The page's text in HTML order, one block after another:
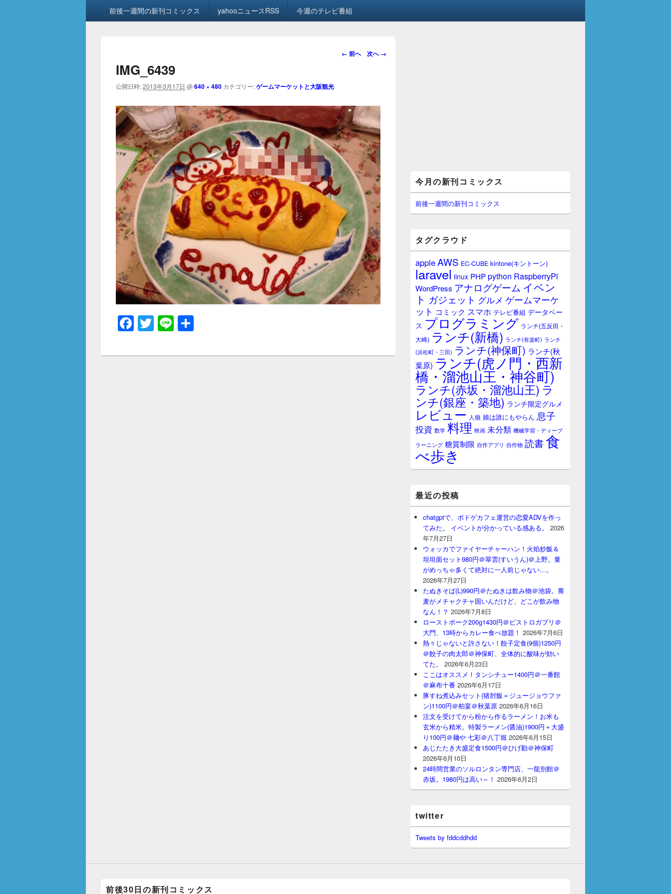
前後一週間の新刊コミックス yahooニュースRSS 今週のテレビ番組
画
ー
シ
ョ
ン
← 前へ 次へ →
IMG_6439
公開日時:2013年3月17日 @640 × 480 カテゴリー:ゲームマーケットと大阪観光
F
c
T
tt
Li
e
イ
ン
サ
イ
ー
ジ
ッ
ト
今月の新刊コミックス
前後一週間の新刊コミックス
タグクラウド
appleAWS EC-CUBE kintone(キントーン)
laravel linux PHPpython RaspberryPi
WordPress アナログゲーム イベン
ト ガジェット グルメ ゲームマーケ
ット コミック スマホ テレビ番組 データベー
ス プログラミング ランチ(五反田・
大崎) ランチ(新橋) ランチ(有楽町) ランチ
(浜松町・三田) ランチ(神保町) ランチ(秋
葉原) ランチ(虎ノ門・西新
橋・溜池山王・神谷町)
ランチ(赤坂・溜池山王) ラ
ンチ(銀座・築地) ランチ限定グルメ
レビュー 人狼 娘は誰にもやらん 息子
投資 数学 料理 映画 未分類 機械学習・ディープ
ラーニング 糖質制限 自作アプリ 自作物 読書食
べ歩き
最近の投稿
chatgptで、ボドゲカフェ運営の恋愛ADVを作っ
てみた。 イベントが分かっている感ある。
2026
年7月27日
ウォッカでファイヤーチャーハン！火焰炒飯＆
坦坦面セット980円＠翠雲(すいうん)＠上野。量
がめっちゃ多くて絶対に一人前じゃない…。
2026年7月27日
たぬきそば(L)990円＠たぬきは飲み物＠池袋。蕎
麦がメチャクチャ固いんだけど、どこが飲み物
なん！？ 2026年7月8日
ローストポーク200g1430円＠ビストロガブリ＠
大門、13時からカレー食べ放題！ 2026年7月6日
熱々じゃないと許さない！餃子定食(9個)1250円
＠餃子の肉太郎＠神保町、全体的に酸味が効い
てた。
2026年6月23日
ここはオススメ！タンシチュー1400円＠一番館
＠麻布十番 2026年6月17日
豚すね煮込みセット(猪肘飯＝ジュージョウファ
ン)1100円＠柏宴＠秋葉原 2026年6月16日
注文を受けてから粉から作るラーメン！お米も
玄米から精米。特製ラーメン(醤油)1900円＋大盛
り100円＠麺や 七彩＠八丁堀 2026年6月15日
あじたたき大盛定食1500円＠ひげ勘＠神保町
2026年6月10日
24時間営業のソルロンタン専門店、一龍別館＠
赤坂。1980円は高い～！ 2026年6月2日
twitter
Tweets by fddcddhdd
前後30日の新刊コミックス